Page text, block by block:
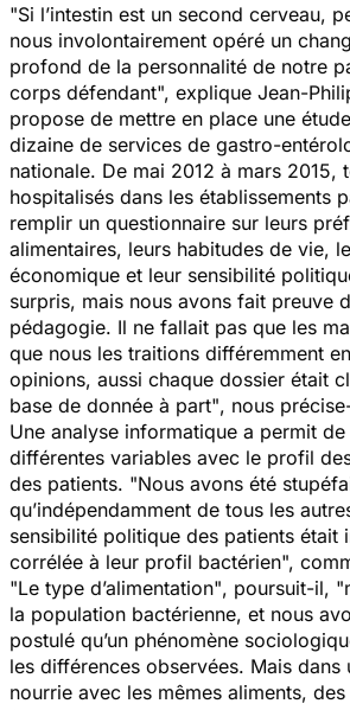
"Si l’intestin est un second cerveau,
nous involontairement opéré un
profond de la personnalité de notre
corps défendant", explique Jean-
propose de mettre en place une
dizaine de services de gastro-
nationale. De mai 2012 à mars 2015,
hospitalisés dans les établissements
remplir un questionnaire sur leurs
alimentaires, leurs habitudes de vie,
économique et leur sensibilité
surpris, mais nous avons fait preuve
pédagogie. Il ne fallait pas que les
que nous les traitions différemment
opinions, aussi chaque dossier était
base de donnée à part", nous
Une analyse informatique a permit
différentes variables avec le profil
des patients. "Nous avons été
qu’indépendamment de tous les
sensibilité politique des patients était
corrélée à leur profil bactérien",
"Le type d’alimentation", poursuit-il,
la population bactérienne, et nous
postulé qu’un phénomène
les différences observées. Mais dans
nourrie avec les mêmes aliments,